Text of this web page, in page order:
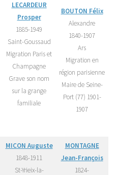
LECARDEUR
Prosper
1885-1949
Saint-Goussaud
Migration Paris et
Champagne
Grave son nom
sur la grange
familiale
BOUTON Félix
Alexandre
1840-1907
Ars
Migration en
région parisienne
Maire de Seine-
Port (77) 1901-
1907
MICON Auguste
1848-1911
St-Yrieix-la-
MONTAGNE
Jean-François
1824-